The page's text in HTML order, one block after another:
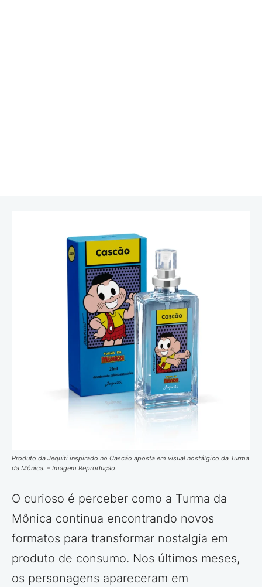
Produto da Jequiti inspirado no Cascão aposta em visual nostálgico da Turma
da Mônica. – Imagem Reprodução
O curioso é perceber como a Turma da
Mônica continua encontrando novos
formatos para transformar nostalgia em
produto de consumo. Nos últimos meses,
os personagens apareceram em